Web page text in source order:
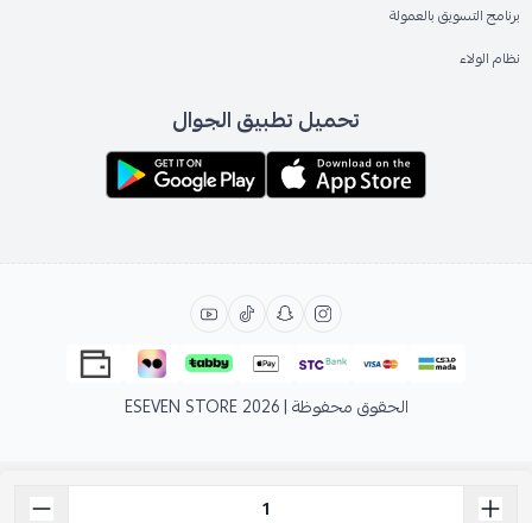
برنامج التسويق بالعمولة
نظام الولاء
تحميل تطبيق الجوال
الحقوق محفوظة | 2026 ESEVEN STORE